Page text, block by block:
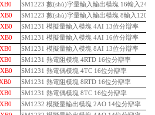
SM1223 數(shù)字量輸入輸出模塊 16輸入24V
SM1223 數(shù)字量輸入輸出模塊 8輸入120/
SM1231 模擬量輸入模塊 4AI 13位分辯率
SM1231 模擬量輸入模塊 4AI 16位分辯率
SM1231 模擬量輸入模塊 8AI 13位分辯率
SM1231 熱電阻模塊 4RTD 16位分辯率
SM1231 熱電偶模塊 4TC 16位分辯率
SM1231 熱電阻模塊 8RTD 16位分辯率
SM1231 熱電偶模塊 8TC 16位分辯率
SM1232 模擬量輸出模塊 2AO 14位分辯率